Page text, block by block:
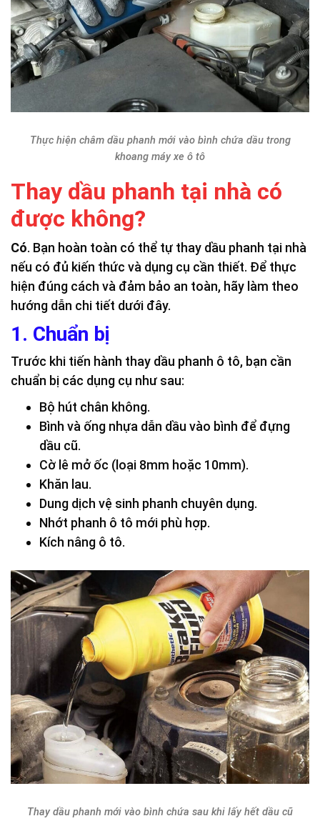
Thực hiện châm dầu phanh mới vào bình chứa dầu trong
khoang máy xe ô tô
Thay dầu phanh tại nhà có
được không?
Có. Bạn hoàn toàn có thể tự thay dầu phanh tại nhà
nếu có đủ kiến thức và dụng cụ cần thiết. Để thực
hiện đúng cách và đảm bảo an toàn, hãy làm theo
hướng dẫn chi tiết dưới đây.
1. Chuẩn bị
Trước khi tiến hành thay dầu phanh ô tô, bạn cần
chuẩn bị các dụng cụ như sau:
Bộ hút chân không.
Bình và ống nhựa dẫn dầu vào bình để đựng
dầu cũ.
Cờ lê mở ốc (loại 8mm hoặc 10mm).
Khăn lau.
Dung dịch vệ sinh phanh chuyên dụng.
Nhớt phanh ô tô mới phù hợp.
Kích nâng ô tô.
Thay dầu phanh mới vào bình chứa sau khi lấy hết dầu cũ